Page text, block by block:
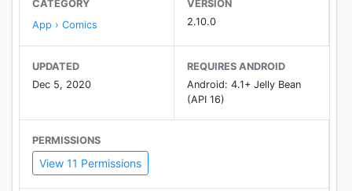
なんてならない』『コーヒー＆バニラ』『恋はつづく
よどこまでも』『あなたがしてくれなくても』『酒と
■少年・青年マンガ
『ONE PIECE』『名探偵コナン』『鬼滅の刃』『キン
グダム』『宇宙兄弟』『静かなるドン』
『転生したらスライムだった件』『王太子妃になんて
なりたくない！！』『本好きの下剋上』
BL（ボーイズラブ）・TL（ティーンズラブ）・小説・
CATEGORY
App › Comics
VERSION
2.10.0
UPDATED
Dec 5, 2020
REQUIRES ANDROID
Android: 4.1+ Jelly Bean
(API 16)
PERMISSIONS
View 11 Permissions